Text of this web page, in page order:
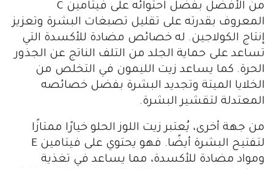
من الأفضل بفضل احتوائه على فيتامين C
المعروف بقدرته على تقليل تصبغات البشرة وتعزيز
إنتاج الكولاجين. له خصائص مضادة للأكسدة التي
تساعد على حماية الجلد من التلف الناتج عن الجذور
الحرة. كما يساعد زيت الليمون في التخلص من
الخلايا الميتة وتجديد البشرة بفضل خصائصه
المعتدلة لتقشير البشرة.
من جهة أخرى، يُعتبر زيت اللوز الحلو خيارًا ممتازًا
لتفتيح البشرة أيضًا. فهو يحتوي على فيتامين E
ومواد مضادة للأكسدة، مما يساعد في تغذية